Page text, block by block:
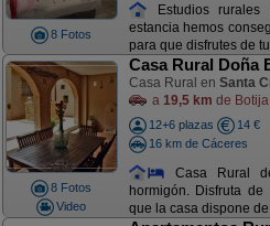
8 Fotos
Estudios
estancia hemos
para que disfrutes de
8 Fotos
Video
Casa Rural Doña
Casa Rural en Santa
a 19,5 km de
12+6 plazas
14 €
16 km de Cáceres
Casa Rural
hormigón. Disfruta
que la casa dispone